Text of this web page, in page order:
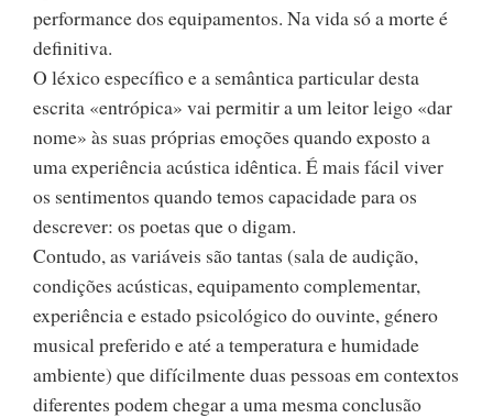
performance dos equipamentos. Na vida só a morte é
definitiva.
O léxico específico e a semântica particular desta
escrita «entrópica» vai permitir a um leitor leigo «dar
nome» às suas próprias emoções quando exposto a
uma experiência acústica idêntica. É mais fácil viver
os sentimentos quando temos capacidade para os
descrever: os poetas que o digam.
Contudo, as variáveis são tantas (sala de audição,
condições acústicas, equipamento complementar,
experiência e estado psicológico do ouvinte, género
musical preferido e até a temperatura e humidade
ambiente) que difícilmente duas pessoas em contextos
diferentes podem chegar a uma mesma conclusão